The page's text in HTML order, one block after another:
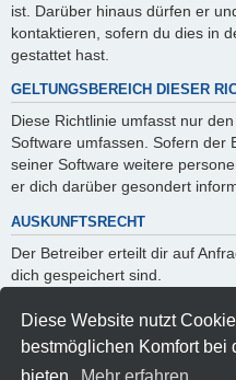
Diese Website nutzt
bestmöglichen Komfort bei
ist. Darüber hinaus dürfen er
kontaktieren, sofern du dies in
gestattet hast.
GELTUNGSBEREICH DIESER
Diese Richtlinie umfasst nur
Software umfassen. Sofern der
seiner Software weitere
er dich darüber gesondert
AUSKUNFTSRECHT
Der Betreiber erteilt dir auf
dich gespeichert sind.
Du kannst jederzeit die
verlangen. Kontaktiere hierzu